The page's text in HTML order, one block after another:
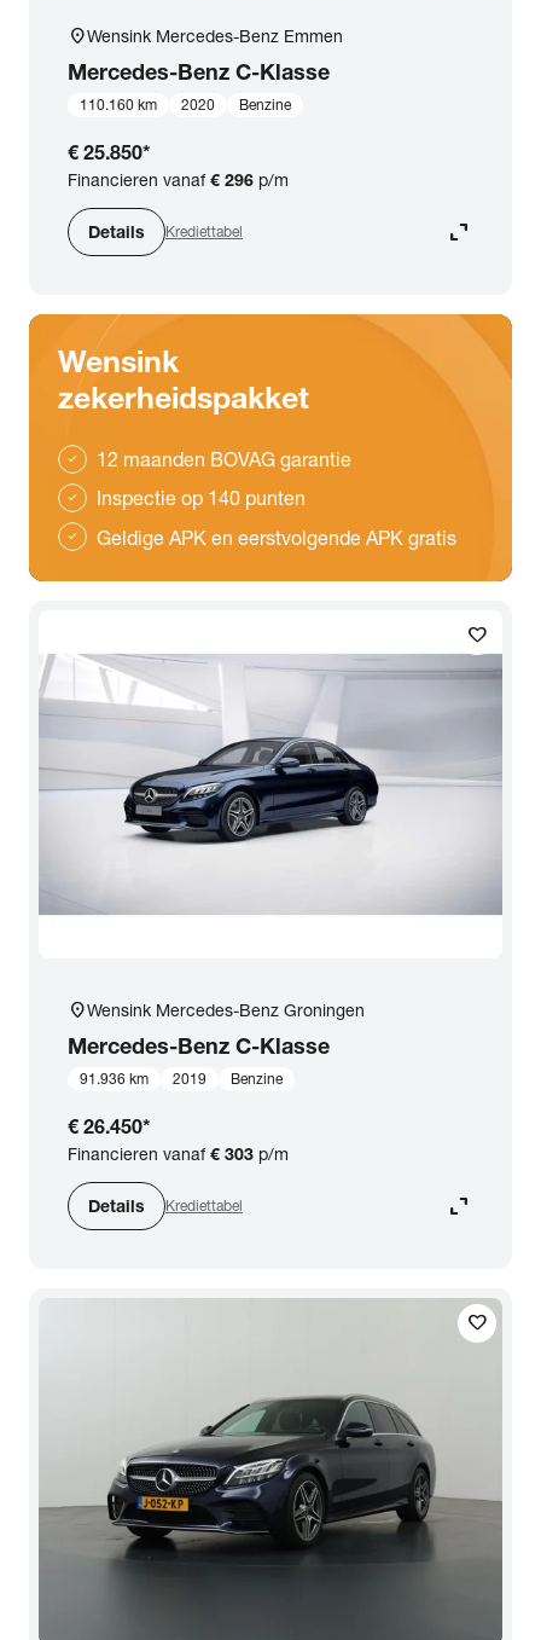
location_onWensink Mercedes-Benz Emmen
Mercedes-Benz C-Klasse
110.160 km 2020 Benzine
€ 25.850*
Financieren vanaf€ 296 p/m
Details Krediettabel expand_content
Wensink
zekerheidspakket
check 12 maanden BOVAG garantie
check Inspectie op 140 punten
check Geldige APK en eerstvolgende APK gratis
favorite
location_onWensink Mercedes-Benz Groningen
Mercedes-Benz C-Klasse
91.936 km 2019 Benzine
€ 26.450*
Financieren vanaf€ 303 p/m
Details Krediettabel expand_content
favorite